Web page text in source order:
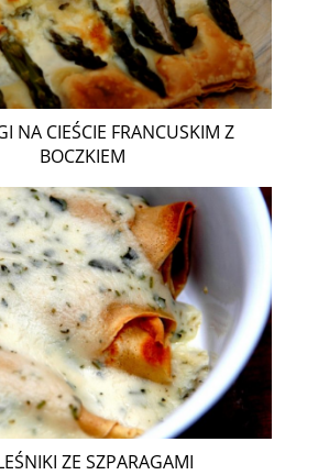
NA CIEŚCIE FRANCUSKIM Z
BOCZKIEM
ZE SZPARAGAMI